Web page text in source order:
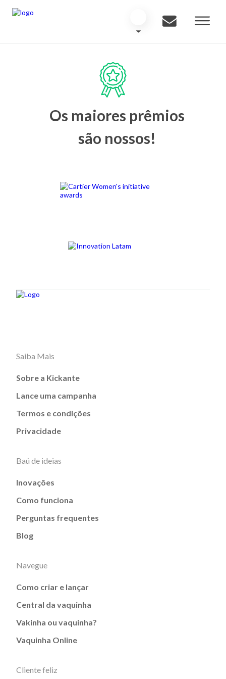
Os maiores prêmios
são nossos!
Saiba Mais
Sobre a Kickante
Lance uma campanha
Termos e condições
Privacidade
Baú de ideias
Inovações
Como funciona
Perguntas frequentes
Blog
Navegue
Como criar e lançar
Central da vaquinha
Vakinha ou vaquinha?
Vaquinha Online
Cliente feliz